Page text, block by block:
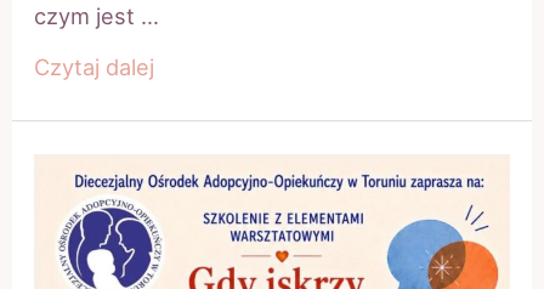
czym jest …
Poznaj,
Dotknij,
poczuj,
odkryj
Czytaj dalej